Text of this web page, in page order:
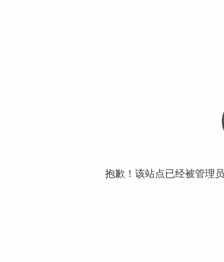
抱歉！该站点已经被管理